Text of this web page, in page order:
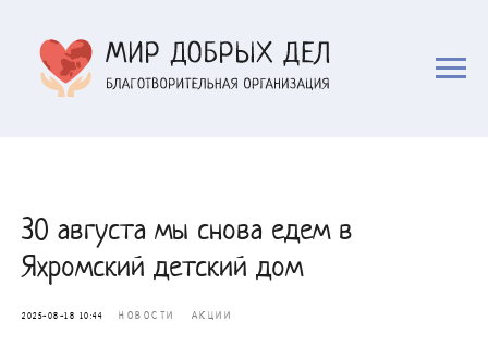
30 августа мы снова едем в
Яхромский детский дом
2025-08-18 10:44 НОВОСТИ АКЦИИ